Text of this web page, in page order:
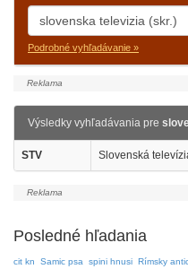
Podrobné vyhľadávanie »
Výsledky vyhľadávania pre
STV Slovenská
Posledné hľadania
cit kn Samic psa spini hnusi Rímsky